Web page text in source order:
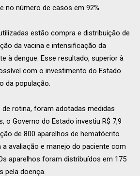
no número de casos em 92%.
estão compra e distribuição de
da vacina e intensificação da
à dengue. Esse resultado, superior à
com o investimento do Estado
da população.
rotina, foram adotadas medidas
o Governo do Estado investiu R$ 7,9
de 800 aparelhos de hematócrito
a avaliação e manejo do paciente com
aparelhos foram distribuídos em 175
pela doença.